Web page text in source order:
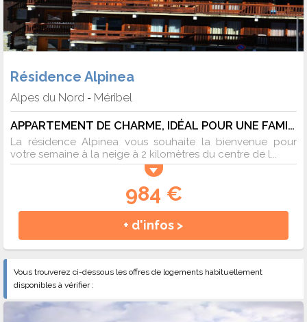
Résidence Alpinea
Alpes du Nord - Méribel
APPARTEMENT DE CHARME, IDÉAL POUR UNE FAMILLE - 6 pers. - 30m2 - TV - Animaux admis
La résidence Alpinea vous souhaite la bienvenue pour
votre semaine à la neige à 2 kilomètres du centre de l...
984 €
+ d'infos >
Vous trouverez ci-dessous les offres de logements habituellement
disponibles à vérifier :